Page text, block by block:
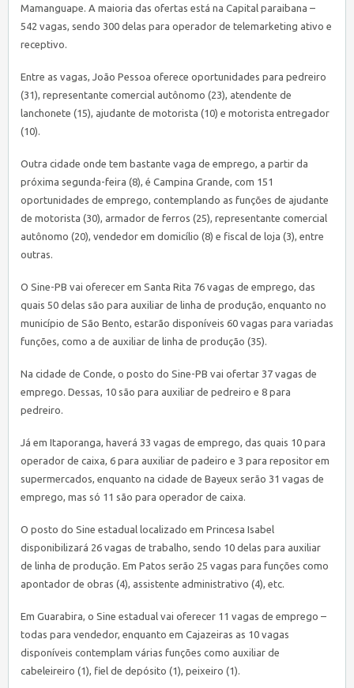
Mamanguape. A maioria das ofertas está na Capital paraibana –
542 vagas, sendo 300 delas para operador de telemarketing ativo e
receptivo.
Entre as vagas, João Pessoa oferece oportunidades para pedreiro
(31), representante comercial autônomo (23), atendente de
lanchonete (15), ajudante de motorista (10) e motorista entregador
(10).
Outra cidade onde tem bastante vaga de emprego, a partir da
próxima segunda-feira (8), é Campina Grande, com 151
oportunidades de emprego, contemplando as funções de ajudante
de motorista (30), armador de ferros (25), representante comercial
autônomo (20), vendedor em domicílio (8) e fiscal de loja (3), entre
outras.
O Sine-PB vai oferecer em Santa Rita 76 vagas de emprego, das
quais 50 delas são para auxiliar de linha de produção, enquanto no
município de São Bento, estarão disponíveis 60 vagas para variadas
funções, como a de auxiliar de linha de produção (35).
Na cidade de Conde, o posto do Sine-PB vai ofertar 37 vagas de
emprego. Dessas, 10 são para auxiliar de pedreiro e 8 para
pedreiro.
Já em Itaporanga, haverá 33 vagas de emprego, das quais 10 para
operador de caixa, 6 para auxiliar de padeiro e 3 para repositor em
supermercados, enquanto na cidade de Bayeux serão 31 vagas de
emprego, mas só 11 são para operador de caixa.
O posto do Sine estadual localizado em Princesa Isabel
disponibilizará 26 vagas de trabalho, sendo 10 delas para auxiliar
de linha de produção. Em Patos serão 25 vagas para funções como
apontador de obras (4), assistente administrativo (4), etc.
Em Guarabira, o Sine estadual vai oferecer 11 vagas de emprego –
todas para vendedor, enquanto em Cajazeiras as 10 vagas
disponíveis contemplam várias funções como auxiliar de
cabeleireiro (1), fiel de depósito (1), peixeiro (1).